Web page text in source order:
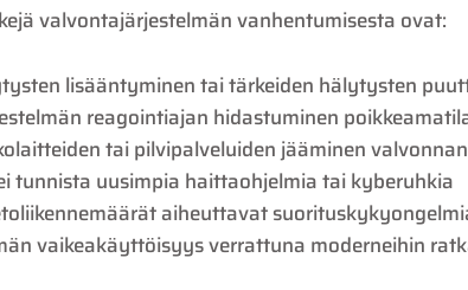
valvontajärjestelmän vanhentumisesta ovat:
lisääntyminen tai tärkeiden hälytysten
reagointiajan hidastuminen
tai pilvipalveluiden jääminen
tunnista uusimpia haittaohjelmia tai kyberuhkia
aiheuttavat
vaikeakäyttöisyys verrattuna moderneihin